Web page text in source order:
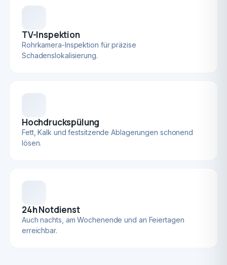
TV-Inspektion
Rohrkamera-Inspektion für präzise
Schadenslokalisierung.
Hochdruckspülung
Fett, Kalk und festsitzende Ablagerungen schonend
lösen.
24h Notdienst
Auch nachts, am Wochenende und an Feiertagen
erreichbar.